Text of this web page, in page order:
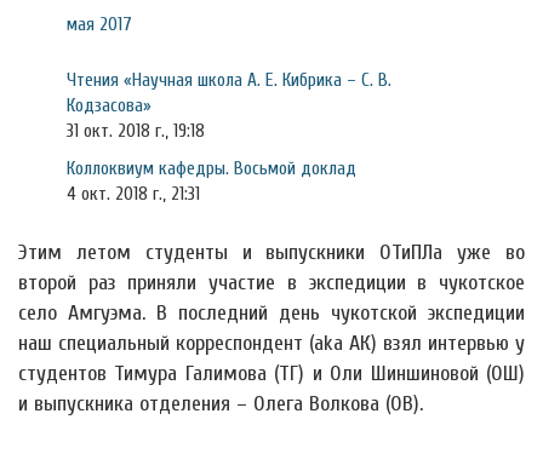
мая 2017
Чтения «Научная школа А. Е. Кибрика – С. В.
Кодзасова»
31 окт. 2018 г., 19:18
Коллоквиум кафедры. Восьмой доклад
4 окт. 2018 г., 21:31
Этим летом студенты и выпускники ОТиПЛа уже во
второй раз приняли участие в экспедиции в чукотское
село Амгуэма. В последний день чукотской экспедиции
наш специальный корреспондент (aka АК) взял интервью у
студентов Тимура Галимова (ТГ) и Оли Шиншиновой (ОШ)
и выпускника отделения – Олега Волкова (ОВ).